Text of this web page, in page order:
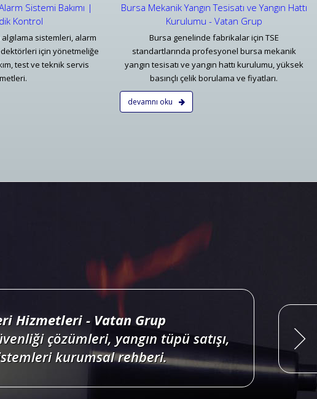
Sistemi Bakımı |
Kontrol
sistemleri, alarm
için yönetmeliğe
test ve teknik servis
Bursa Mekanik Yangın Tesisatı ve Yangın Hattı
Kurulumu - Vatan Grup
Bursa genelinde fabrikalar için TSE
standartlarında profesyonel bursa mekanik
yangın tesisatı ve yangın hattı kurulumu, yüksek
basınçlı çelik borulama ve fiyatları.
devamnı oku
projelendirme, duman, ısı,
butonları satış, bakım, montajı.
Hizmetleri - Vatan Grup
çözümleri, yangın tüpü satışı,
kurumsal rehberi.